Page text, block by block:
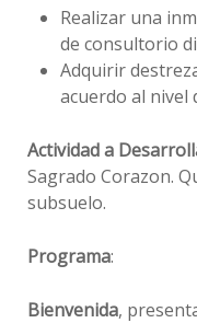
Realizar una
de consultorio
Adquirir
acuerdo al nivel
Actividad a
Sagrado Corazon.
subsuelo.
Programa:
Bienvenida,